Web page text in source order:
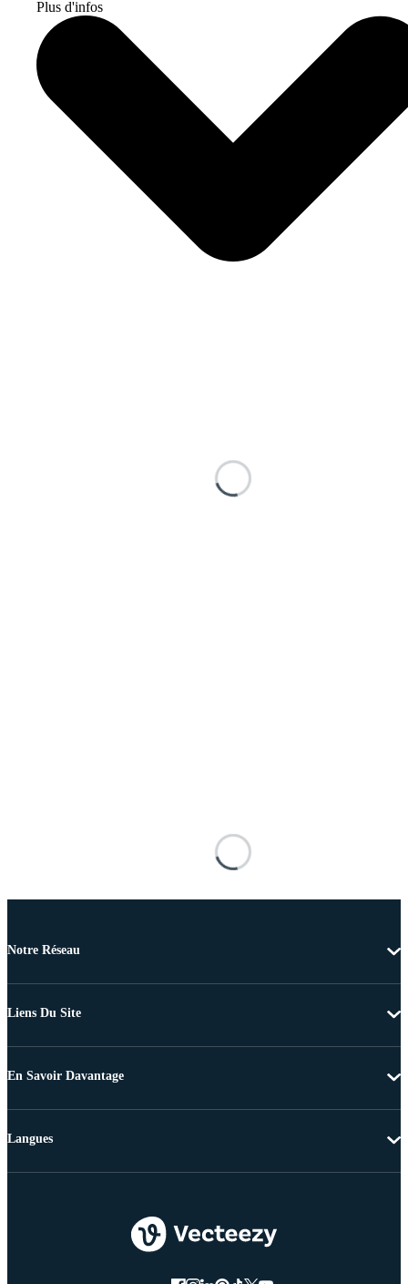
Plus d'infos
Notre Réseau
Liens Du Site
En Savoir Davantage
Langues